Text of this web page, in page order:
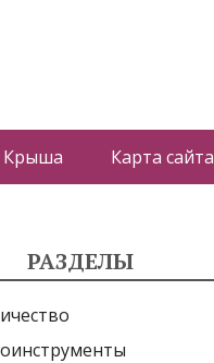
Крыша Карта сайта
РАЗДЕЛЫ